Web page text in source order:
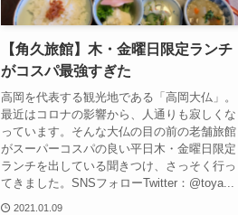
【角久旅館】木・金曜日限定ランチ
がコスパ最強すぎた
高岡を代表する観光地である「高岡大仏」。
最近はコロナの影響から、人通りも寂しくな
っています。そんな大仏の目の前の老舗旅館
がスーパーコスパの良い平日木・金曜日限定
ランチを出している聞きつけ、さっそく行っ
てきました。SNSフォローTwitter：@toya...
2021.01.09